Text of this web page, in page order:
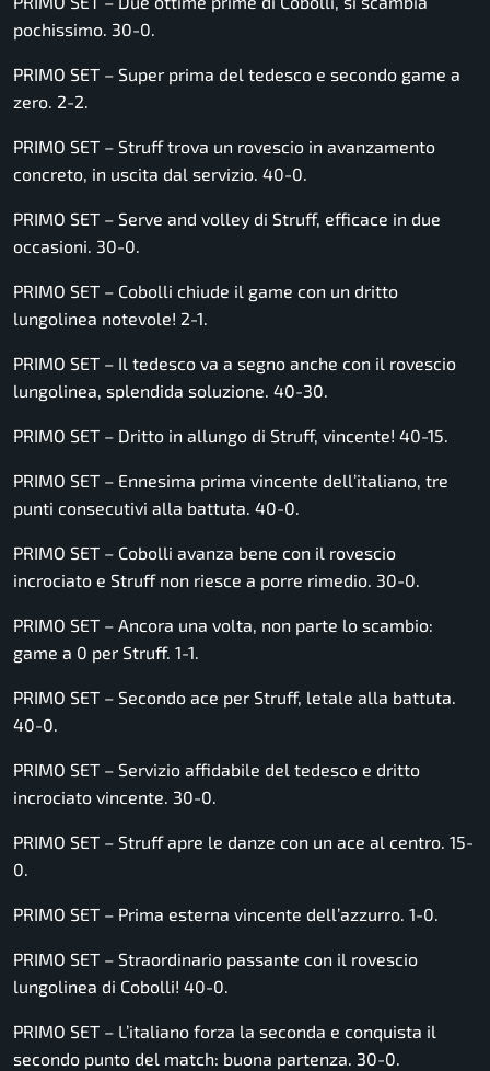
pochissimo. 30-0.
PRIMO SET – Super prima del tedesco e secondo game a
zero. 2-2.
PRIMO SET – Struff trova un rovescio in avanzamento
concreto, in uscita dal servizio. 40-0.
PRIMO SET – Serve and volley di Struff, efficace in due
occasioni. 30-0.
PRIMO SET – Cobolli chiude il game con un dritto
lungolinea notevole! 2-1.
PRIMO SET – Il tedesco va a segno anche con il rovescio
lungolinea, splendida soluzione. 40-30.
PRIMO SET – Dritto in allungo di Struff, vincente! 40-15.
PRIMO SET – Ennesima prima vincente dell’italiano, tre
punti consecutivi alla battuta. 40-0.
PRIMO SET – Cobolli avanza bene con il rovescio
incrociato e Struff non riesce a porre rimedio. 30-0.
PRIMO SET – Ancora una volta, non parte lo scambio:
game a 0 per Struff. 1-1.
PRIMO SET – Secondo ace per Struff, letale alla battuta.
40-0.
PRIMO SET – Servizio affidabile del tedesco e dritto
incrociato vincente. 30-0.
PRIMO SET – Struff apre le danze con un ace al centro. 15-
0.
PRIMO SET – Prima esterna vincente dell’azzurro. 1-0.
PRIMO SET – Straordinario passante con il rovescio
lungolinea di Cobolli! 40-0.
PRIMO SET – L’italiano forza la seconda e conquista il
secondo punto del match: buona partenza. 30-0.